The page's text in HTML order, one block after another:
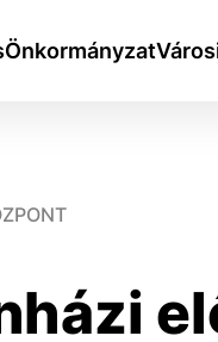
Önkormányzat